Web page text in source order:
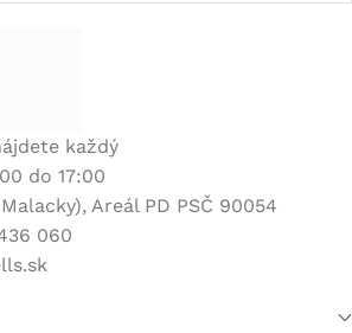
každý
do 17:00
Areál PD PSČ 90054
060